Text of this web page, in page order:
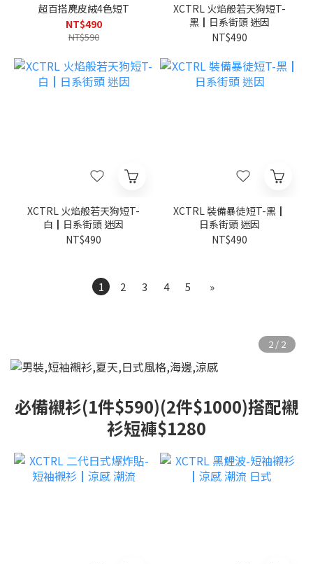
超百搭麂皮絨4色短T
NT$490
NT$590
XCTRL 火焰般若天狗短T-
黑┃日系街頭 迷因
NT$490
XCTRL 火焰般若天狗短T-
白┃日系街頭 迷因
NT$490
XCTRL 裝備暴徒短T-黑┃
日系街頭 迷因
NT$490
1 2 3 4 5 »
必備襯衫(1件$590)(2件$1000)搭配襯
衫短褲$1280